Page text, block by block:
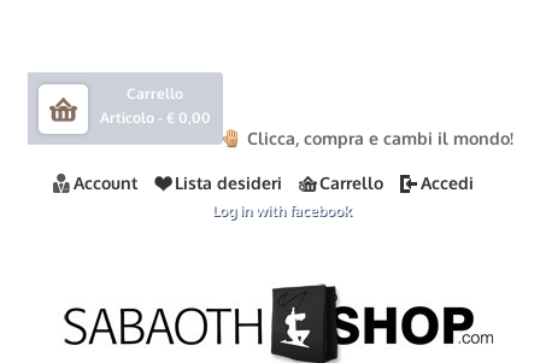
Carrello
Articolo - € 0,00
Clicca, compra e cambi il mondo!
Account Lista desideri Carrello Accedi
Log in with facebook